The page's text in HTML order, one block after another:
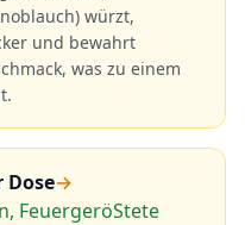
würzt,
und bewahrt
was zu einem
Dose→
FeuergeröStete